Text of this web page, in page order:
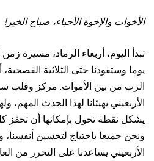
الأخوات والإخوة الأحباء، صباح الخير!
تبدأ اليوم، أربعاء الرماد، مسيرة
يوما وستقودنا حتى الثلاثية
الرب من بين الأموات: مركز وقلب
الأربعيني يهيئانا لهذا الحدث المهم،
يشكل نقطة تحول بإمكانها أن تحفز كل
ونحن جميعا باحتياج لتحسين
الأربعيني يساعدنا على التحرر من